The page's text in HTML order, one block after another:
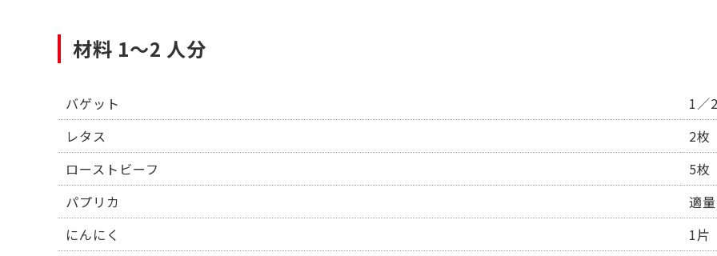
材料 1～2 人分
バゲット
1／
レタス
2枚
ローストビーフ
5枚
パプリカ
適量
にんにく
1片